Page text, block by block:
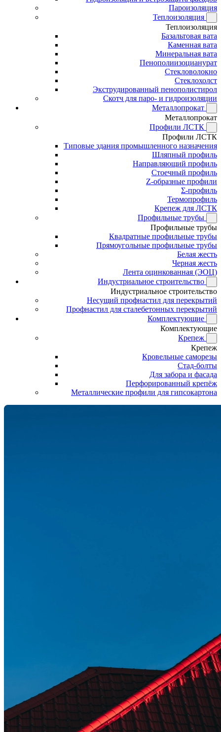
Пароизоляция
Теплоизоляция
Теплоизоляция
Базальтовая вата
Каменная вата
Минеральная вата
Пенополиизоцианурат
Стекловолокно
Стеклохолст
Экструдированный пенополистирол
Скотч для паро- и гидроизоляции
Металлопрокат
Металлопрокат
Профили ЛСТК
Профили ЛСТК
Типовые здания промышленного назначения
Шляпный профиль
Направляющий профиль
Стоечный профиль
Z-образные профили
Σ-профиль
Термопрофиль
Крепеж для ЛСТК
Профильные трубы
Профильные трубы
Квадратные профильные трубы
Прямоугольные профильные трубы
Белая жесть
Черная жесть
Лента оцинкованная (ЭОЦ)
Индустриальное строительство
Индустриальное строительство
Несущий профнастил для перекрытий
Профнастил для сталебетонных перекрытий
Комплектующие
Комплектующие
Крепеж
Крепеж
Кровельные саморезы
Стад-болты
Для забора и фасада
Перфорированный крепёж
Металлические профили для гипсокартона